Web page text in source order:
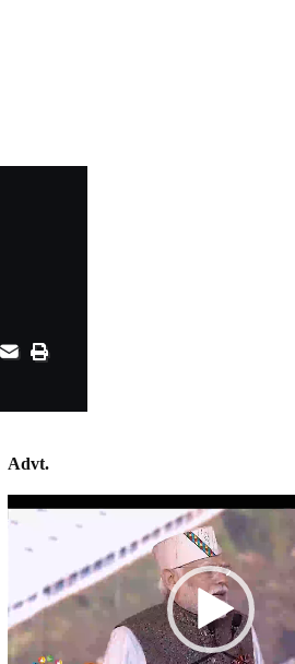
Advt.
Video